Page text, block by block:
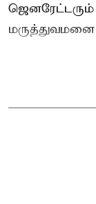
மருத்துவமனை